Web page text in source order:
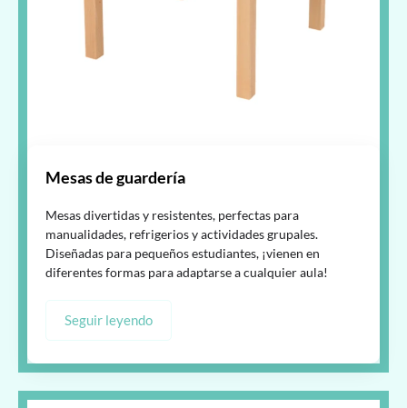
Mesas de guardería
Mesas divertidas y resistentes, perfectas para
manualidades, refrigerios y actividades grupales.
Diseñadas para pequeños estudiantes, ¡vienen en
diferentes formas para adaptarse a cualquier aula!
Seguir leyendo